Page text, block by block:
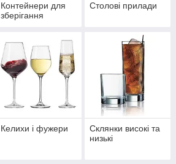
Контейнери для
зберігання
Столові прилади
Келихи і фужери
Склянки високі та
низькі